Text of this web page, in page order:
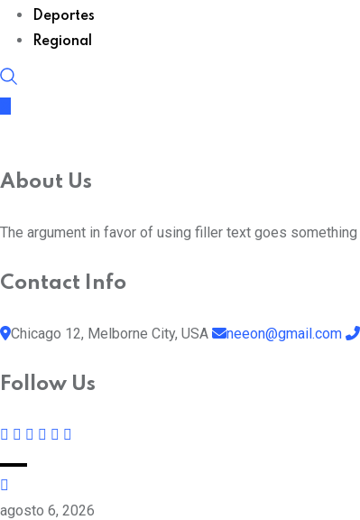
Deportes
Regional
About Us
The argument in favor of using filler text goes
Contact Info
Chicago 12, Melborne City, USA neeon@gmail.com
Follow Us
agosto 6, 2026